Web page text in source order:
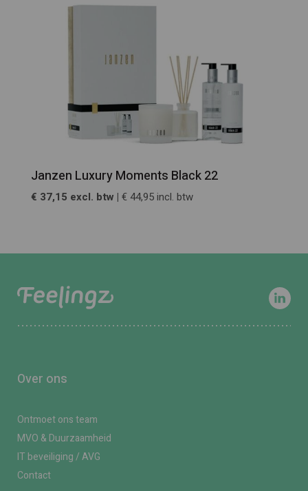
Janzen Luxury Moments Black 22
€ 37,15 excl. btw | € 44,95 incl. btw
Over ons
Ontmoet ons team
MVO & Duurzaamheid
IT beveiliging / AVG
Contact